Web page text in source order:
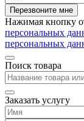
Перезвоните мне
Нажимая кнопку
персональных
персональных
Поиск товара
Заказать услугу